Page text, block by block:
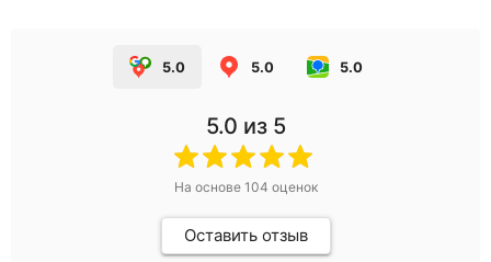
5.0 5.0 5.0
5.0 из 5
На основе 104 оценок
Оставить отзыв